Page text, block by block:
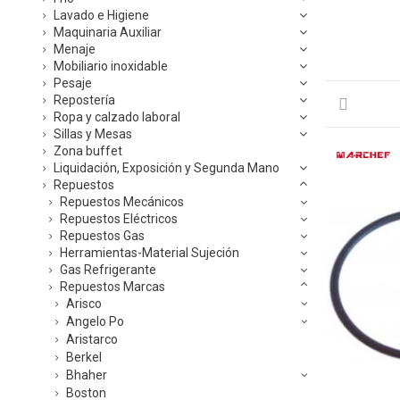
Lavado e Higiene
Maquinaria Auxiliar
Menaje
Mobiliario inoxidable
Pesaje
Repostería
Ropa y calzado laboral
Sillas y Mesas
Zona buffet
Liquidación, Exposición y Segunda Mano
Repuestos
Repuestos Mecánicos
Repuestos Eléctricos
Repuestos Gas
Herramientas-Material Sujeción
Gas Refrigerante
Repuestos Marcas
Arisco
Angelo Po
Aristarco
Berkel
Bhaher
Boston